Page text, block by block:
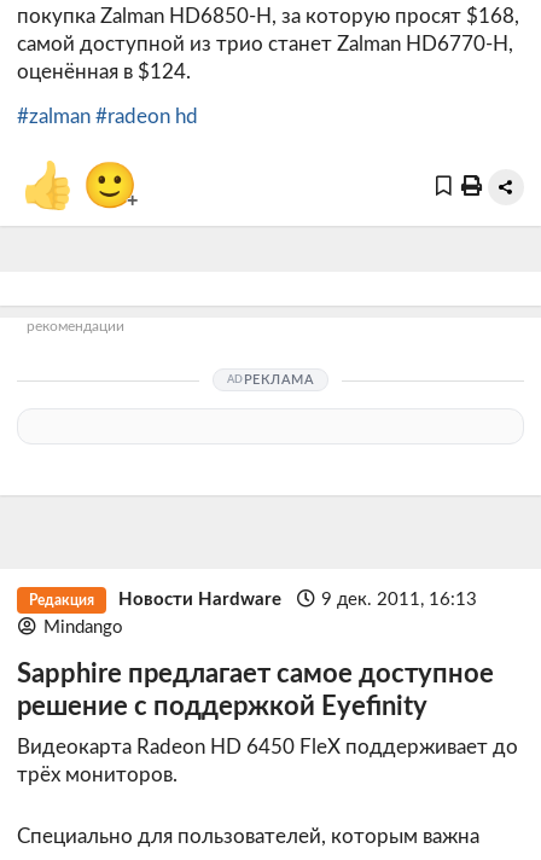
покупка Zalman HD6850-H, за которую просят $168,
самой доступной из трио станет Zalman HD6770-H,
оценённая в $124.
#zalman #radeon hd
👍 🙂+
рекомендации
РЕКЛАМА
Редакция Новости Hardware
9 дек. 2011, 16:13
Mindango
Sapphire предлагает самое доступное
решение с поддержкой Eyefinity
Видеокарта Radeon HD 6450 FleX поддерживает до
трёх мониторов.
Специально для пользователей, которым важна